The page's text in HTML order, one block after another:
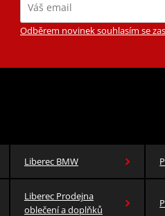
Odběrem novinek souhlasím se
Liberec BMW
Liberec Prodejna
oblečení a doplňků